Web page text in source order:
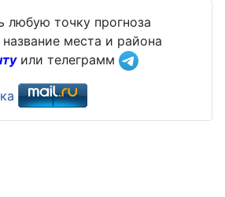
любую точку прогноза
места и района
или телеграмм